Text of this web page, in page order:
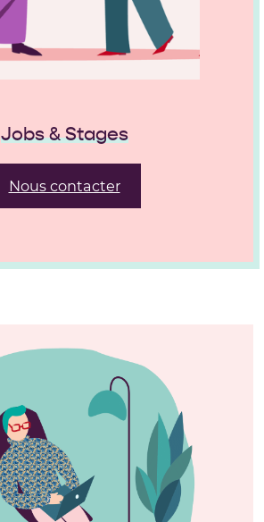
Jobs & Stages
Nous contacter